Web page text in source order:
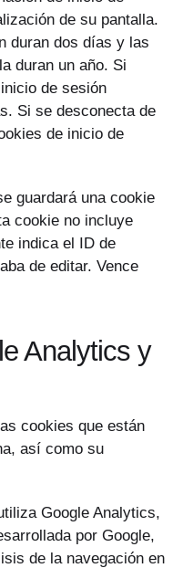
de su pantalla.
duran dos días y las
duran un año. Si
de sesión
Si se desconecta de
de inicio de
guardará una cookie
cookie no incluye
indica el ID de
de editar. Vence
Analytics y
cookies que están
así como su
Google Analytics,
por Google,
de la navegación en